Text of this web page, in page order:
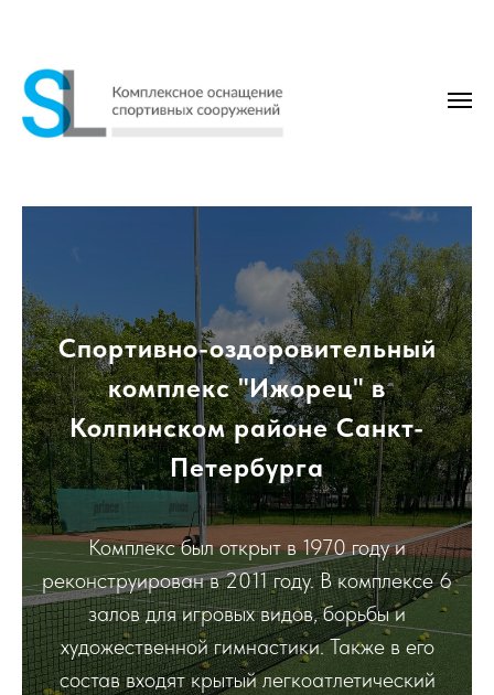
Спортивно-оздоровительный
комплекс "Ижорец" в
Колпинском районе Санкт-
Петербурга
Комплекс был открыт в 1970 году и
реконструирован в 2011 году. В комплексе 6
залов для игровых видов, борьбы и
художественной гимнастики. Также в его
состав входят крытый легкоатлетический